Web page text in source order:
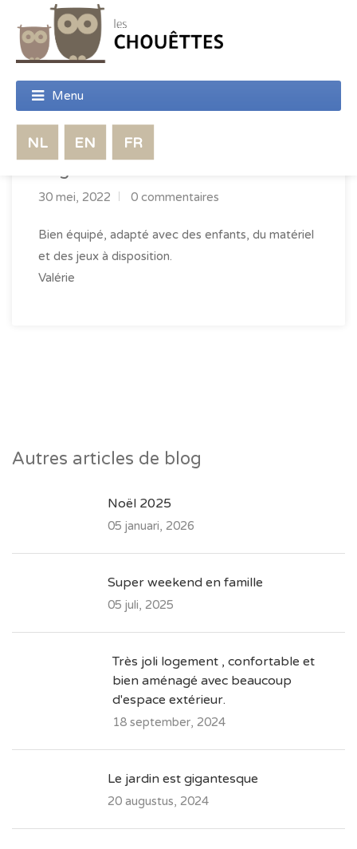
30 mei, 2022 0 commentaires
Bien équipé, adapté avec des enfants, du matériel
et des jeux à disposition.
Valérie
Autres articles de blog
Noël 2025
05 januari, 2026
Super weekend en famille
05 juli, 2025
Très joli logement , confortable et
bien aménagé avec beaucoup
d'espace extérieur.
18 september, 2024
Le jardin est gigantesque
20 augustus, 2024